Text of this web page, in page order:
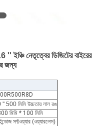
'' ইঞ্চি নেতৃত্বের ডিজিটের বাইরের
জন্য
500 মিমি উচ্চতায় লাল রঙ
মিমি * 100 মিমি
সফ্টওয়্যার (ওয়্যারলেস)